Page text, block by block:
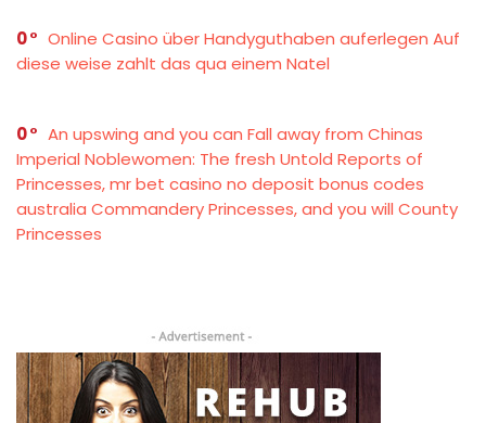
0
Online Casino über Handyguthaben auferlegen Auf
diese weise zahlt das qua einem Natel
0
An upswing and you can Fall away from Chinas
Imperial Noblewomen: The fresh Untold Reports of
Princesses, mr bet casino no deposit bonus codes
australia Commandery Princesses, and you will County
Princesses